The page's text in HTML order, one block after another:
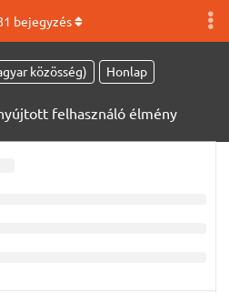
közösség) Honlap
felhasználó élmény
bejegyzés